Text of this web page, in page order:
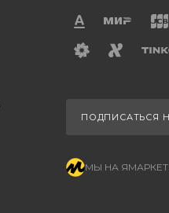
ПОДПИСАТЬСЯ
МЫ НА